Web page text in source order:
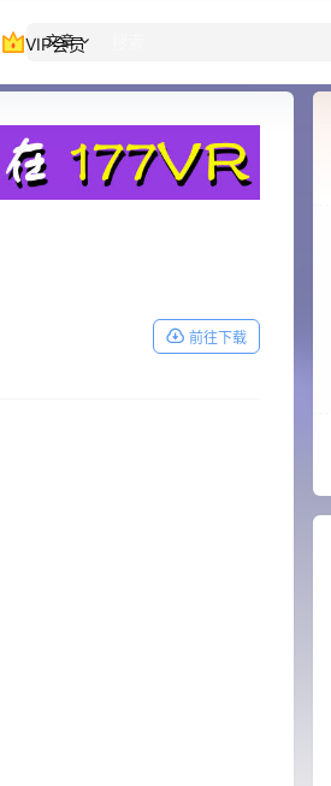
文章
VIP会员
前往下载